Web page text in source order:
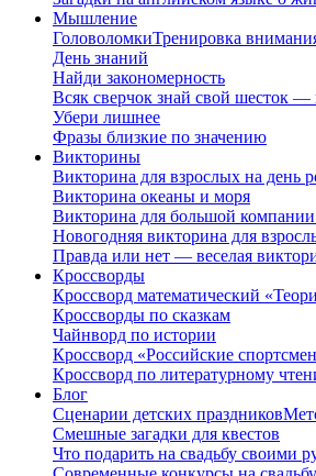
Мышление
ГоловоломкиТренировка
День знаний
Найди закономерность
Всяк сверчок знай свой шесток —
Убери лишнее
Фразы близкие по значению
Викторины
Викторина для взрослых на день
Викторина океаны и моря
Викторина для большой
Новогодняя викторина для
Правда или нет — веселая
Кроссворды
Кроссворд математический
Кроссворды по сказкам
Чайнворд по истории
Кроссворд «Российские
Кроссворд по литературному
Блог
Сценарии детских праздников
Смешные загадки для квестов
Что подарить на свадьбу своими